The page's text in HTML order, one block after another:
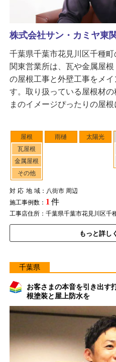
屋根
瓦屋根
金属屋根
その他
雨樋 太陽光
対応地域：八街市 周辺
施工事例数： 1 件
工事店住所：千葉県千葉市花見川区千
もっと詳し
株式会社サン・カミヤ東
千葉県千葉市花見川区千種
関東営業所は、瓦や金属屋根
の屋根工事と外壁工事をメ
す。取り扱っている屋根材
まのイメージぴったりの屋根
千葉県
お客さまの本音を引き出す
根塗装と屋上防水を